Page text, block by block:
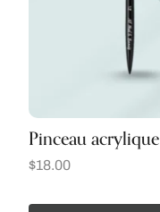
Pinceau acrylique
$18.00